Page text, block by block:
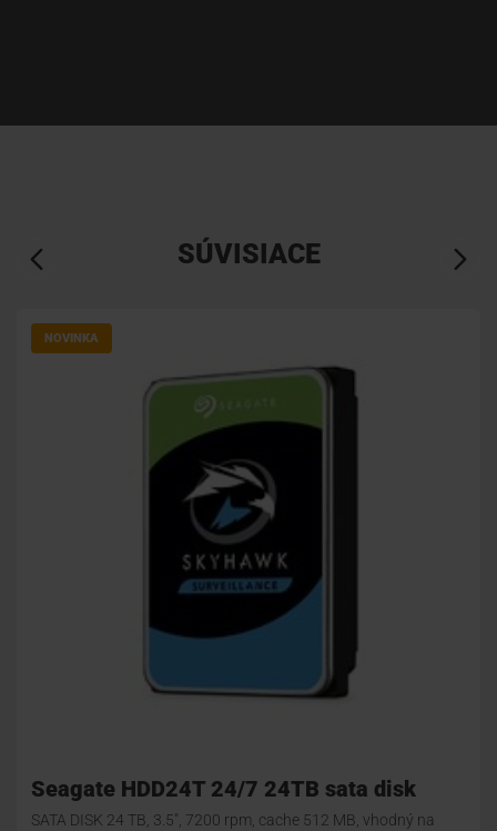
SÚVISIACE
NOVINKA
Seagate HDD24T 24/7 24TB sata disk
SATA DISK 24 TB, 3.5", 7200 rpm, cache 512 MB, vhodný na